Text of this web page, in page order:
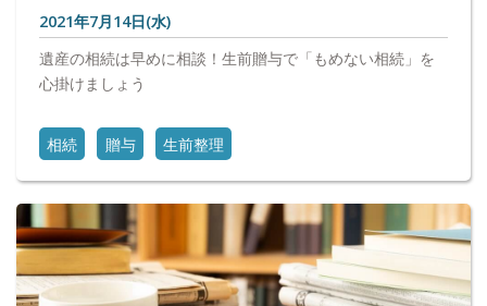
2021年7月14日(水)
遺産の相続は早めに相談！生前贈与で「もめない相続」を
心掛けましょう
相続 贈与 生前整理